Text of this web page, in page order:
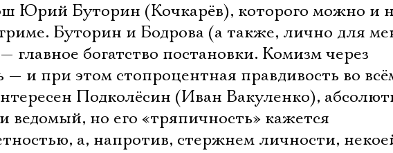
Юрий Буторин (Кочкарёв), которого можно и
Буторин и Бодрова (а также, лично для
богатство постановки. Комизм через
— и при этом стопроцентная правдивость во
Подколёсин (Иван Вакуленко),
но его «тряпичность» кажется
а, напротив, стержнем личности,